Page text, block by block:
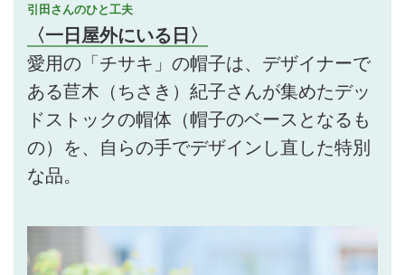
引田さんのひと工夫
〈一日屋外にいる日〉
愛用の「チサキ」の帽子は、デザイナーで
ある苣木（ちさき）紀子さんが集めたデッ
ドストックの帽体（帽子のベースとなるも
の）を、自らの手でデザインし直した特別
な品。